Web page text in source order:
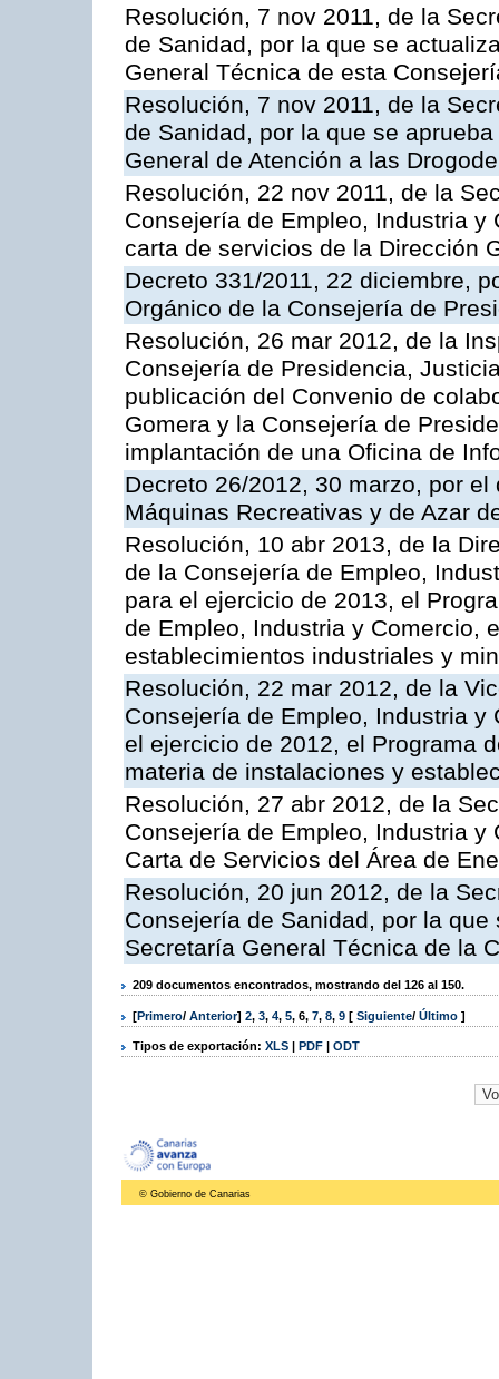
Resolución, 7 nov 2011, de la
de Sanidad, por la que se
General Técnica de esta
Resolución, 7 nov 2011, de la
de Sanidad, por la que se
General de Atención a las
Resolución, 22 nov 2011, de la
Consejería de Empleo, Industria
carta de servicios de la Dirección
Decreto 331/2011, 22 diciembre,
Orgánico de la Consejería de
Resolución, 26 mar 2012, de la
Consejería de Presidencia,
publicación del Convenio de
Gomera y la Consejería de
implantación de una Oficina de
Decreto 26/2012, 30 marzo, por
Máquinas Recreativas y de Azar
Resolución, 10 abr 2013, de la
de la Consejería de Empleo,
para el ejercicio de 2013, el
de Empleo, Industria y Comercio,
establecimientos industriales y
Resolución, 22 mar 2012, de la
Consejería de Empleo, Industria
el ejercicio de 2012, el Programa
materia de instalaciones y
Resolución, 27 abr 2012, de la
Consejería de Empleo, Industria
Carta de Servicios del Área de
Resolución, 20 jun 2012, de la
Consejería de Sanidad, por la
Secretaría General Técnica de la
209 documentos encontrados, mostrando del 126 al 150.
[Primero/ Anterior] 2, 3, 4, 5, 6, 7, 8, 9 [ Siguiente/ Último ]
Tipos de exportación: XLS | PDF | ODT
© Gobierno de Canarias